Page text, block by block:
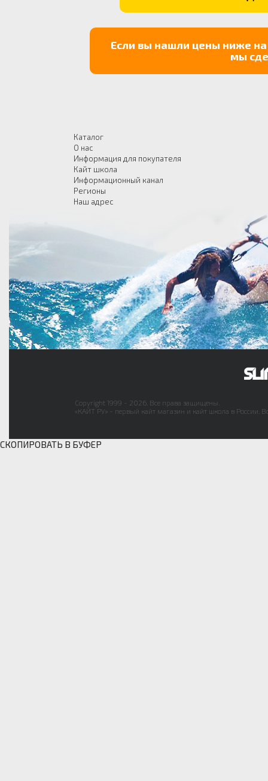
Если вы нашли цены ниже
мы
Каталог
О нас
Информация для покупателя
Кайт школа
Информационный канал
Регионы
Наш адрес
Copyright 1999 - 2026. Все права защищены.
«КАЙТ РУ» - первый кайт магазин и кайт школа в России.
СКОПИРОВАТЬ В БУФЕР